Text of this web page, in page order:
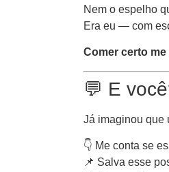
Nem o espelho
Era eu — com
Comer certo
💬 E
Já imaginou que
👇 Me conta se
📌 Salva esse